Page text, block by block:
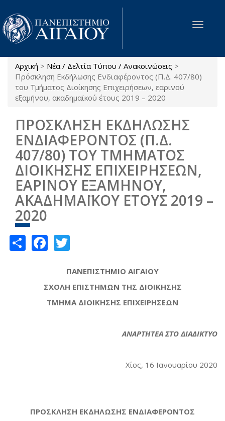
Παράκαμψη προς το κυρίως περιεχόμενο
Toggle
Είστε εδώ
Αρχική > Νέα / Δελτία Τύπου / Ανακοινώσεις >
Πρόσκληση Εκδήλωσης Ενδιαφέροντος (Π.Δ. 407/80)
του Τμήματος Διοίκησης Επιχειρήσεων, εαρινού
εξαμήνου, ακαδημαϊκού έτους 2019 – 2020
ΠΡΟΣΚΛΗΣΗ ΕΚΔΗΛΩΣΗΣ
ΕΝΔΙΑΦΕΡΟΝΤΟΣ (Π.Δ.
407/80) ΤΟΥ ΤΜΗΜΑΤΟΣ
ΔΙΟΙΚΗΣΗΣ ΕΠΙΧΕΙΡΗΣΕΩΝ,
ΕΑΡΙΝΟΥ ΕΞΑΜΗΝΟΥ,
ΑΚΑΔΗΜΑΪΚΟΥ ΕΤΟΥΣ 2019 –
2020
ShareFacebook
ΠΑΝΕΠΙΣΤΗΜΙΟ ΑΙΓΑΙΟΥ
ΣΧΟΛΗ ΕΠΙΣΤΗΜΩΝ ΤΗΣ ΔΙΟΙΚΗΣΗΣ
ΤΜΗΜΑ ΔΙΟΙΚΗΣΗΣ ΕΠΙΧΕΙΡΗΣΕΩΝ
ΑΝΑΡΤΗΤΕΑ ΣΤΟ ΔΙΑΔΙΚΤΥΟ
Χίος, 16 Ιανουαρίου 2020
ΠΡΟΣΚΛΗΣΗ ΕΚΔΗΛΩΣΗΣ ΕΝΔΙΑΦΕΡΟΝΤΟΣ